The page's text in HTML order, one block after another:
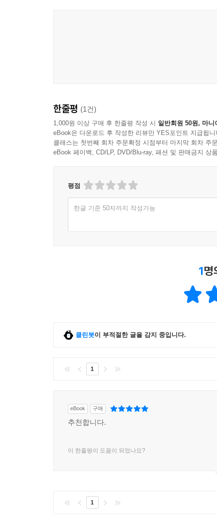
한줄평 (1건)
1,000원 이상 구매 후 한줄평 작성 시 일반회원 50원, 마니
eBook은 다운로드 후 작성한 리뷰만 YES포인트 지급됩니
클래스는 첫번째 회차 주문확정 시점부터 마지막 회차 주
eBook 페이백, CD/LP, DVD/Blu-ray, 패션 및 판매금지 상
평점
한글 기준 50자까지 작성가능
1명
클린봇이 부적절한 글을 감지 중입니다.
1
eBook 구매
추천합니다.
이 한줄평이 도움이 되었나요?
1